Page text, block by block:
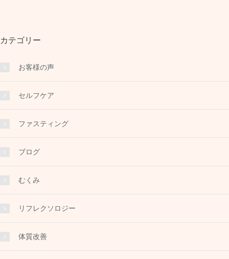
カテゴリー
お客様の声
セルフケア
ファスティング
ブログ
むくみ
リフレクソロジー
体質改善